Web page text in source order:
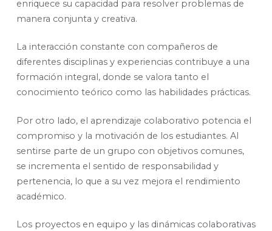
enriquece su capacidad para resolver problemas de
manera conjunta y creativa.
La interacción constante con compañeros de
diferentes disciplinas y experiencias contribuye a una
formación integral, donde se valora tanto el
conocimiento teórico como las habilidades prácticas.
Por otro lado, el aprendizaje colaborativo potencia el
compromiso y la motivación de los estudiantes. Al
sentirse parte de un grupo con objetivos comunes,
se incrementa el sentido de responsabilidad y
pertenencia, lo que a su vez mejora el rendimiento
académico.
Los proyectos en equipo y las dinámicas colaborativas